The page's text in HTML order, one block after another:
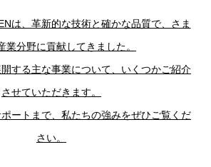
は、革新的な技術と確かな品質で、さま
業分野に貢献してきました。
する主な事業について、いくつかご紹介
させていただきます。
ートまで、私たちの強みをぜひご覧くだ
さい。